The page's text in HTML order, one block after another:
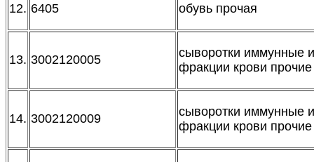
12. 6405 обувь прочая
13. 3002120005
сыворотки иммунные и
фракции крови прочие
14. 3002120009
сыворотки иммунные и
фракции крови прочие